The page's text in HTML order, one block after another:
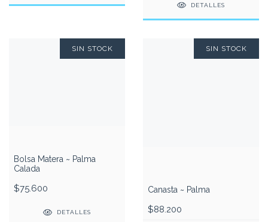
DETALLES
SIN STOCK
Bolsa Matera ~ Palma
Calada
$75.600
DETALLES
SIN STOCK
Canasta ~ Palma
$88.200